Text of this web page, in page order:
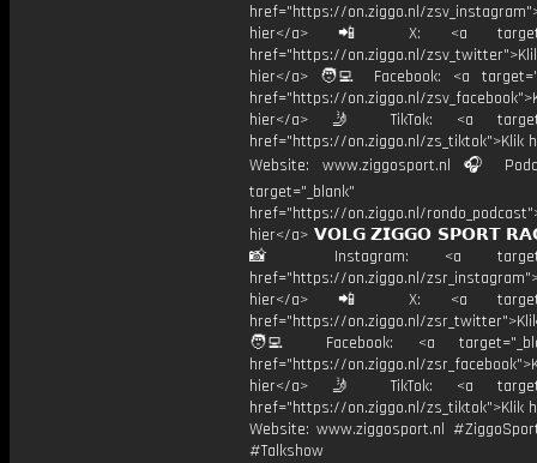
href="https://on.ziggo.nl/
hier</a> 📲 X: <a
href="https://on.ziggo.nl/
hier</a> 🧑‍💻 Facebook: <a
href="https://on.ziggo.nl/
hier</a> 🤳 TikTok: <a
href="https://on.ziggo.nl/zs_tiktok">Klik
Website: www.ziggosport.nl 🎧
target="_blank"
href="https://on.ziggo.nl/
hier</a> 𝗩𝗢𝗟𝗚 𝗭𝗜𝗚𝗚𝗢 𝗦𝗣𝗢𝗥𝗧
📸 Instagram: <a
href="https://on.ziggo.nl/
hier</a> 📲 X: <a
href="https://on.ziggo.nl/
🧑‍💻 Facebook: <a
href="https://on.ziggo.nl/
hier</a> 🤳 TikTok: <a
href="https://on.ziggo.nl/zs_tiktok">Klik
Website: www.ziggosport.nl
#Talkshow